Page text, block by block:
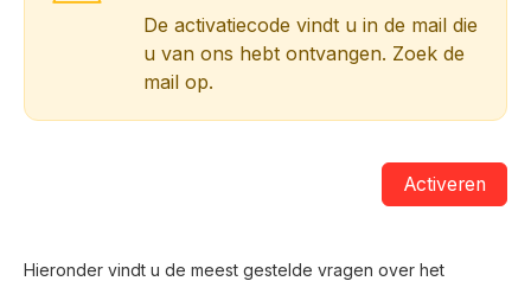
De activatiecode vindt u in de mail die
u van ons hebt ontvangen. Zoek de
mail op.
Activeren
Hieronder vindt u de meest gestelde vragen over het